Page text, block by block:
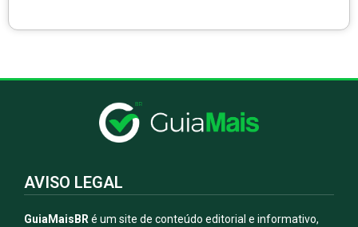
AVISO LEGAL
GuiaMaisBR é um site de conteúdo editorial e informativo,